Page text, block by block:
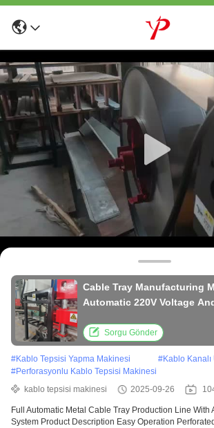
Cable Tray Manufacturing
Automatic 220V Voltage
Sorgu Gönder
#Kablo Tepsisi Yapma Makinesi #Kablo Kanalı
#Perforasyonlu Kablo Tepsisi Makinesi
kablo tepsisi makinesi
2025-09-26
Full Automatic Metal Cable Tray Production Line With
System Product Description Easy Operation